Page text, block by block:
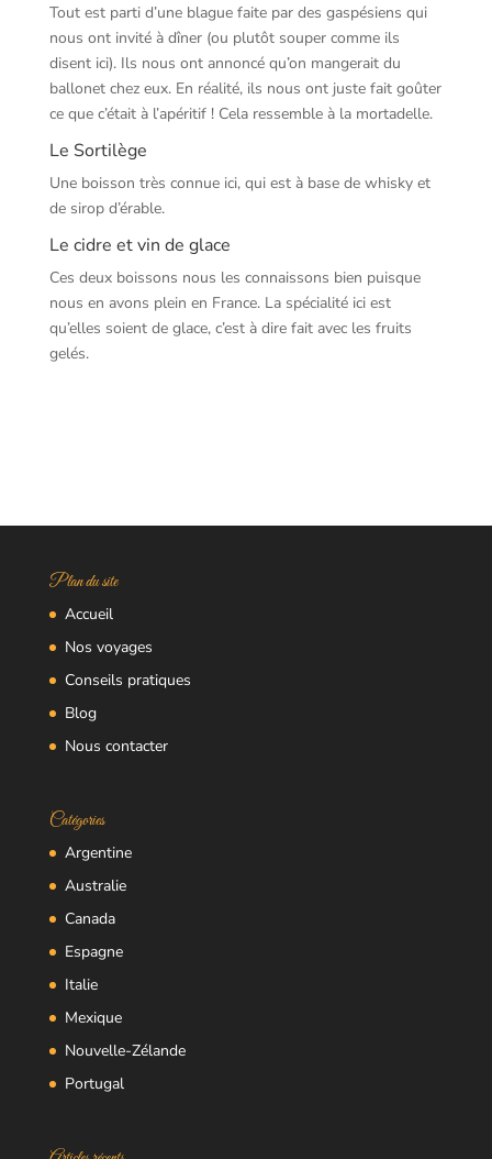
Tout est parti d’une blague faite par des gaspésiens qui
nous ont invité à dîner (ou plutôt souper comme ils
disent ici). Ils nous ont annoncé qu’on mangerait du
ballonet chez eux. En réalité, ils nous ont juste fait goûter
ce que c’était à l’apéritif ! Cela ressemble à la mortadelle.
Le Sortilège
Une boisson très connue ici, qui est à base de whisky et
de sirop d’érable.
Le cidre et vin de glace
Ces deux boissons nous les connaissons bien puisque
nous en avons plein en France. La spécialité ici est
qu’elles soient de glace, c’est à dire fait avec les fruits
gelés.
Plan du site
Accueil
Nos voyages
Conseils pratiques
Blog
Nous contacter
Catégories
Argentine
Australie
Canada
Espagne
Italie
Mexique
Nouvelle-Zélande
Portugal